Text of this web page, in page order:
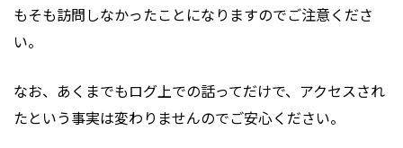
もそも訪問しなかったことになりますのでご注意くださ
い。
なお、あくまでもログ上での話ってだけで、アクセスされ
たという事実は変わりませんのでご安心ください。